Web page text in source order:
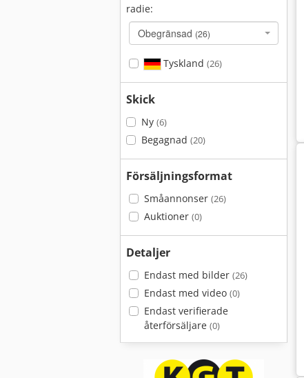
radie:
Obegränsad (26)
Tyskland (26)
Skick
Ny (6)
Begagnad (20)
Försäljningsformat
Småannonser (26)
Auktioner (0)
Detaljer
Endast med bilder (26)
Endast med video (0)
Endast verifierade
återförsäljare (0)